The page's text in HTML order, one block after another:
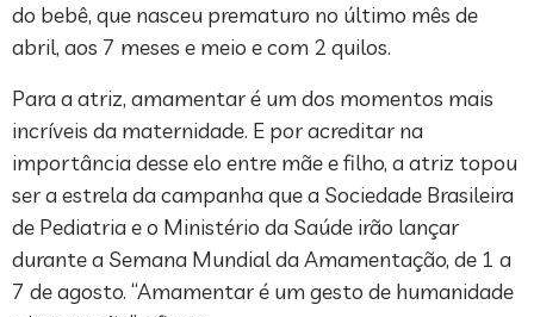
do bebê, que nasceu prematuro no último mês de
abril, aos 7 meses e meio e com 2 quilos.
Para a atriz, amamentar é um dos momentos mais
incríveis da maternidade. E por acreditar na
importância desse elo entre mãe e filho, a atriz topou
ser a estrela da campanha que a Sociedade Brasileira
de Pediatria e o Ministério da Saúde irão lançar
durante a Semana Mundial da Amamentação, de 1 a
7 de agosto. “Amamentar é um gesto de humanidade